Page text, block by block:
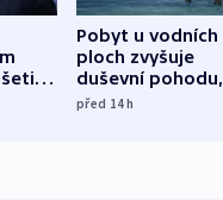
Pobyt u vodních
ploch zvyšuje
duševní pohodu,
ukázala
před 14h